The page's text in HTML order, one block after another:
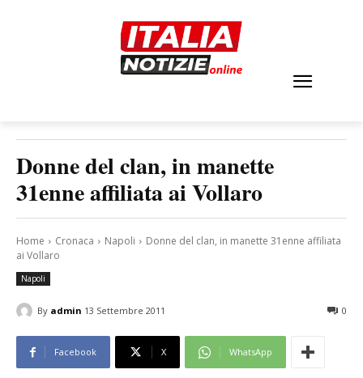
Donne del clan, in manette
31enne affiliata ai Vollaro
Home Cronaca Napoli
Donne del clan, in manette 31enne affiliata
ai Vollaro
Napoli
By admin 13 Settembre 2011 0
Facebook X WhatsApp